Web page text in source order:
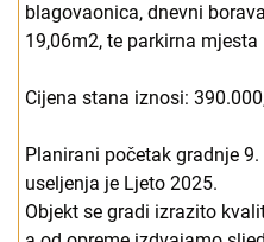
blagovaonica, dnevni
19,06m2, te parkirna mjesta
Cijena stana iznosi:
Planirani početak gradnje
useljenja je Ljeto 2025.
Objekt se gradi izrazito